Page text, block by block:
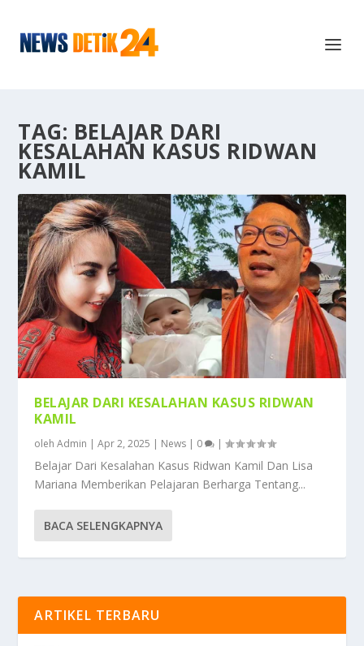
TAG: BELAJAR DARI
KESALAHAN KASUS RIDWAN
KAMIL
BELAJAR DARI KESALAHAN KASUS RIDWAN
KAMIL
olehAdmin |Apr 2, 2025 | News | 0 |
Belajar Dari Kesalahan Kasus Ridwan Kamil Dan Lisa
Mariana Memberikan Pelajaran Berharga Tentang...
BACA SELENGKAPNYA
ARTIKEL TERBARU